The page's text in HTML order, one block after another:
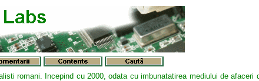
romani. Incepind cu 2000, odata cu imbunatatirea mediului de afaceri